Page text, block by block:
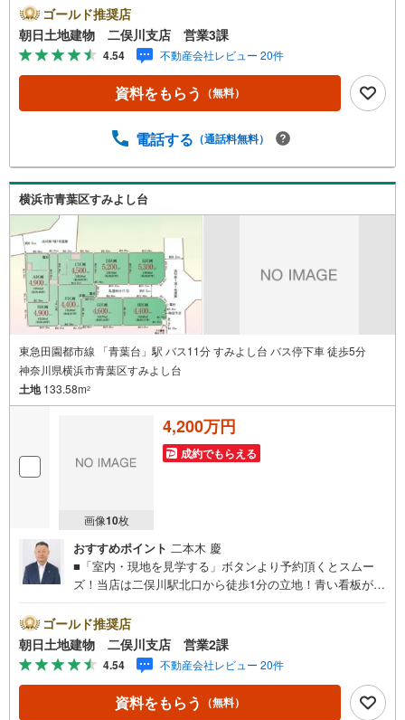
ーナーなど、お子様にも退屈せずにお過ごし頂けます。■
テレワークで作業効率のUP化オウチ時間で人生を豊かにす
るためにONとOFFを切り替えて、家族との時間も増えて幸
せマイホームを！■ 住宅ローンのご相談承ります。■住まい
選びはフィーリングも大切です。現地の空気や雰囲気を感
じてみましょう。営業スタッフまでお問合せくださいま
そうですが住まい選びはフィーリングも大切です。現地の
情報ですお客様のこだわりを聞かせてください！■ ご来店
時にはお車の無料提携駐車場ございます。詳しくは営業ス
タッフまでお問合せくださいませ！■周辺の教育施設やスー
パー、ドラックストア等の情報、災害情報等がわかる「物
件レポート」お渡します■他の物件と併せてご案内もOK-ご
自宅や指定場所から無料送迎もOK-当日見学もOKです！
ゴールド推奨店
朝日土地建物 二俣川支店 営業3課
4.54 不動産会社レビュー 20件
資料をもらう （無料）
電話する （通話料無料）
横浜市青葉区すみよし台
東急田園都市線 「青葉台」駅 バス11分 すみよし台 バス停下車 徒歩5分
神奈川県横浜市青葉区すみよし台
土地133.58m2
画像10枚
4,200万円
成約でもらえる
おすすめポイント 二本木 慶
■「室内・現地を見学する」ボタンより予約頂くとスムー
ズ！当店は二俣川駅北口から徒歩1分の立地！青い看板が目
ーナーなど、お子様にも退屈せずにお過ごし頂けます。■
テレワークで作業効率のUP化オウチ時間で人生を豊かにす
るためにONとOFFを切り替えて、家族との時間も増えて幸
せマイホームを！■ 住宅ローンのご相談承ります。■住まい
選びはフィーリングも大切です。現地の空気や雰囲気を感
じてみましょう。営業スタッフまでお問合せくださいま
ゴールド推奨店
朝日土地建物 二俣川支店 営業2課
4.54 不動産会社レビュー 20件
資料をもらう （無料）